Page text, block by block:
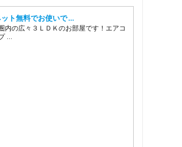
ト無料でお使いで …
内の広々３ＬＤＫのお部屋です！エアコ
…